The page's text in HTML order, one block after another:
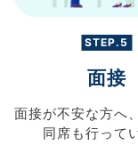
STEP.5
面接
面接が不安な方へ、
同席も行って